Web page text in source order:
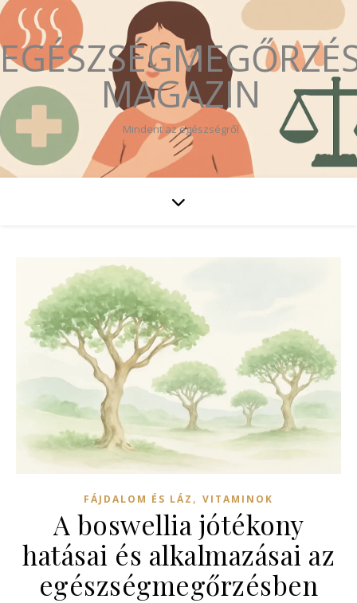
MAGAZIN
Mindent az egészségről
FÁJDALOM ÉS LÁZ , VITAMINOK
A boswellia jótékony
hatásai és alkalmazásai az
egészségmegőrzésben